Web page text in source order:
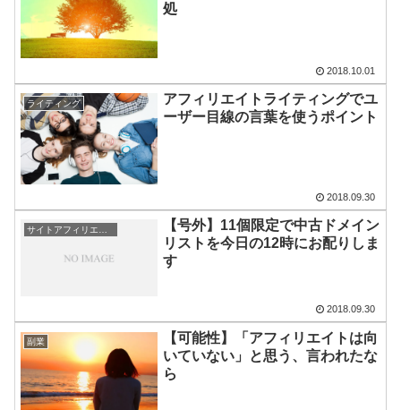
処
2018.10.01
ライティング
アフィリエイトライティングでユ
ーザー目線の言葉を使うポイント
2018.09.30
【号外】11個限定で中古ドメイン
リストを今日の12時にお配りしま
す
2018.09.30
副業
【可能性】「アフィリエイトは向
いていない」と思う、言われたな
ら